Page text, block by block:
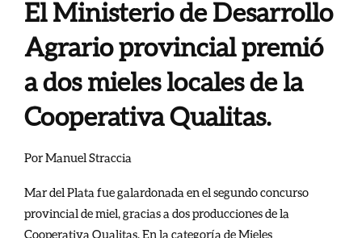
El Ministerio de Desarrollo
Agrario provincial premió
a dos mieles locales de la
Cooperativa Qualitas.
Por Manuel Straccia
Mar del Plata fue galardonada en el segundo concurso
provincial de miel, gracias a dos producciones de la
Cooperativa Qualitas. En la categoría de Mieles